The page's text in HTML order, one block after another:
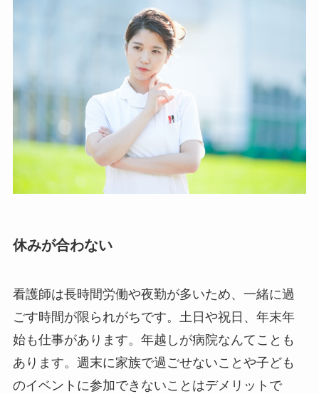
休みが合わない
看護師は長時間労働や夜勤が多いため、一緒に過
ごす時間が限られがちです。土日や祝日、年末年
始も仕事があります。年越しが病院なんてことも
あります。週末に家族で過ごせないことや子ども
のイベントに参加できないことはデメリットで